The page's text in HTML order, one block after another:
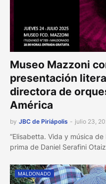
Museo Mazzoni
presentación
directora de
América
by JBC de Piriápolis - julio 23,
“Elisabetta. Vida y música
prima de Daniel Serafini
MALDONADO